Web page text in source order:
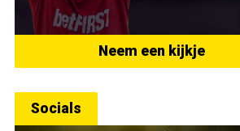
Neem een kijkje
Socials